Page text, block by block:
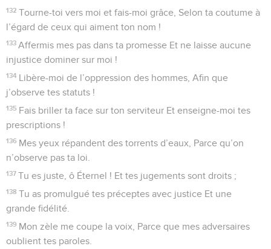
132 Tourne-toi vers moi et fais-moi grâce, Selon ta coutume à
l’égard de ceux qui aiment ton nom !
133 Affermis mes pas dans ta promesse Et ne laisse aucune
injustice dominer sur moi !
134 Libère-moi de l’oppression des hommes, Afin que
j’observe tes statuts !
135 Fais briller ta face sur ton serviteur Et enseigne-moi tes
prescriptions !
136 Mes yeux répandent des torrents d’eaux, Parce qu’on
n’observe pas ta loi.
137 Tu es juste, ô Éternel ! Et tes jugements sont droits ;
138 Tu as promulgué tes préceptes avec justice Et une
grande fidélité.
139 Mon zèle me coupe la voix, Parce que mes adversaires
oublient tes paroles.